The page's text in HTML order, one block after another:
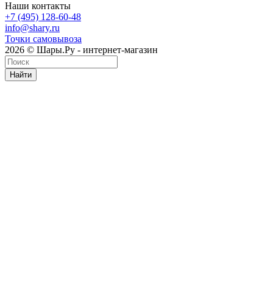
Наши контакты
+7 (495) 128-60-48
info@shary.ru
Точки самовывоза
2026 © Шары.Ру - интернет-магазин
Найти